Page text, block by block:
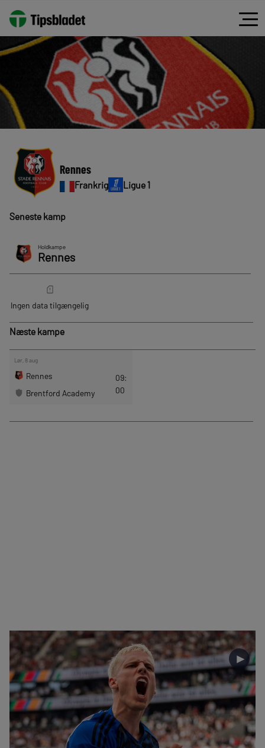
Rennes
Frankrig Ligue 1
Seneste kamp
Næste kampe
►